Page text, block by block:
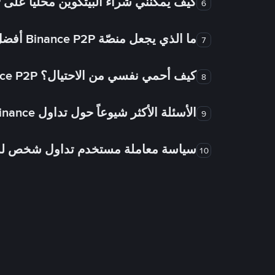
6
7 ما الذي يجعل منصّة Binance P2P أفضل من الأسواق الأخرى للتداول من شخص لشخص؟
8 كيف أحمي نفسي من الاحتيال؟ Binance P2P ضمان FTW!
9 الأسئلة الأكثر شيوعاً حول تداول Binance شخص لشخص
10 سياسة معاملة مستخدم تداول